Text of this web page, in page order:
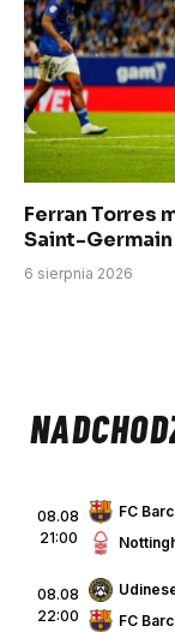
Ferran Torres
Saint-
6 sierpnia 2026
08.08
21:00
FC
08.08
22:00
FC